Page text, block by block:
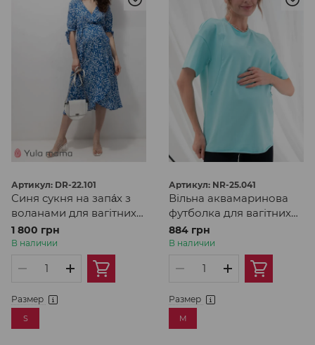
Артикул: DR-22.101
Синя сукня на запа́х з
воланами для вагітних
та годуючих мам
1 800 грн
В наличии
Размер
S
Артикул: NR-25.041
Вільна аквамаринова
футболка для вагітних
та годуючих
884 грн
В наличии
Размер
M